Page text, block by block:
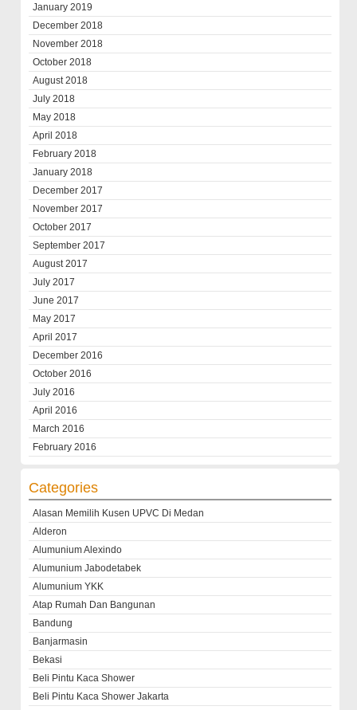
January 2019
December 2018
November 2018
October 2018
August 2018
July 2018
May 2018
April 2018
February 2018
January 2018
December 2017
November 2017
October 2017
September 2017
August 2017
July 2017
June 2017
May 2017
April 2017
December 2016
October 2016
July 2016
April 2016
March 2016
February 2016
Categories
Alasan Memilih Kusen UPVC Di Medan
Alderon
Alumunium Alexindo
Alumunium Jabodetabek
Alumunium YKK
Atap Rumah Dan Bangunan
Bandung
Banjarmasin
Bekasi
Beli Pintu Kaca Shower
Beli Pintu Kaca Shower Jakarta